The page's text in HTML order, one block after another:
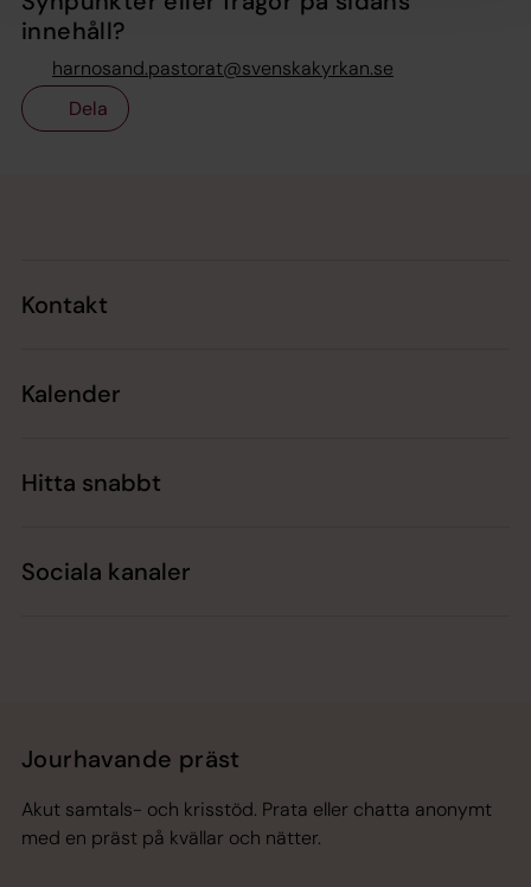
innehåll?
harnosand.pastorat@svenskakyrkan.se
Dela
Kontakt
Kalender
Hitta snabbt
Sociala kanaler
Jourhavande präst
Akut samtals- och krisstöd. Prata eller chatta anonymt
med en präst på kvällar och nätter.